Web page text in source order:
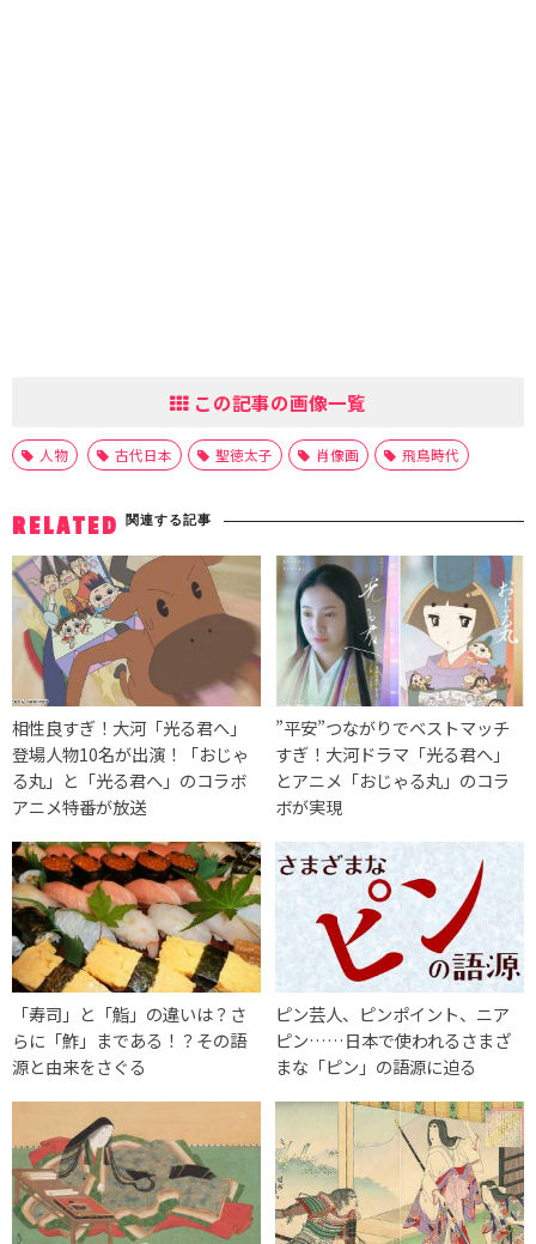
この記事の画像一覧
人物 古代日本 聖徳太子 肖像画 飛鳥時代
RELATED 関連する記事
相性良すぎ！大河「光る君へ」
登場人物10名が出演！「おじゃ
る丸」と「光る君へ」のコラボ
アニメ特番が放送
”平安”つながりでベストマッチ
すぎ！大河ドラマ「光る君へ」
とアニメ「おじゃる丸」のコラ
ボが実現
「寿司」と「鮨」の違いは？さ
らに「鮓」まである！？その語
源と由来をさぐる
ピン芸人、ピンポイント、ニア
ピン……日本で使われるさまざ
まな「ピン」の語源に迫る